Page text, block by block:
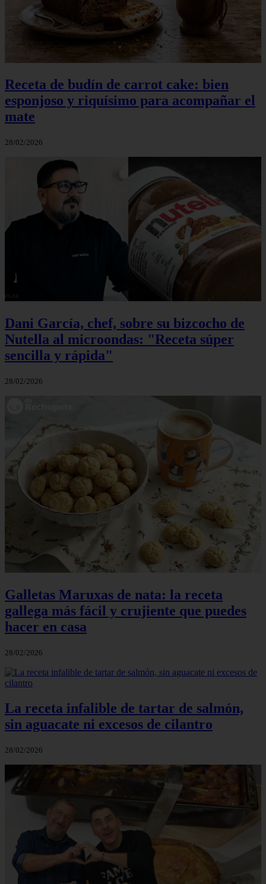
Receta de budín de carrot cake: bien
esponjoso y riquísimo para acompañar el
mate
28/02/2026
Dani García, chef, sobre su bizcocho de
Nutella al microondas: "Receta súper
sencilla y rápida"
28/02/2026
Galletas Maruxas de nata: la receta
gallega más fácil y crujiente que puedes
hacer en casa
28/02/2026
La receta infalible de tartar de salmón,
sin aguacate ni excesos de cilantro
28/02/2026